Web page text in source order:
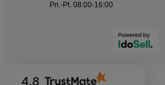
Pn.-Pt. 08:00-16:00
4.8